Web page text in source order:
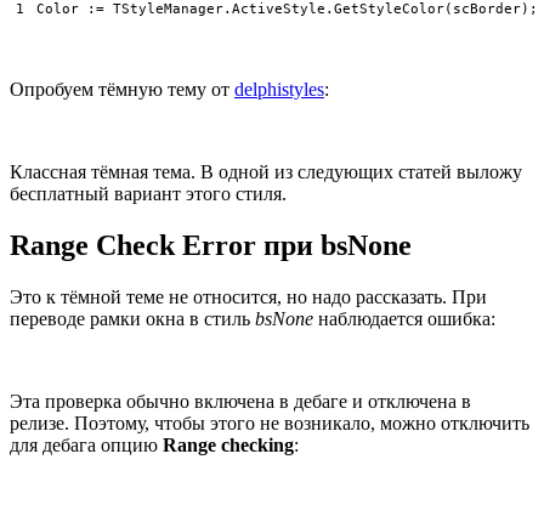
1 Color : = TStyleManager. ActiveStyle . GetStyleColor( scBorder) ;
Опробуем тёмную тему от delphistyles:
Классная тёмная тема. В одной из следующих статей выложу
бесплатный вариант этого стиля.
Range Check Error при bsNone
Это к тёмной теме не относится, но надо рассказать. При
переводе рамки окна в стиль bsNone наблюдается ошибка:
Эта проверка обычно включена в дебаге и отключена в
релизе. Поэтому, чтобы этого не возникало, можно отключить
для дебага опцию Range checking: